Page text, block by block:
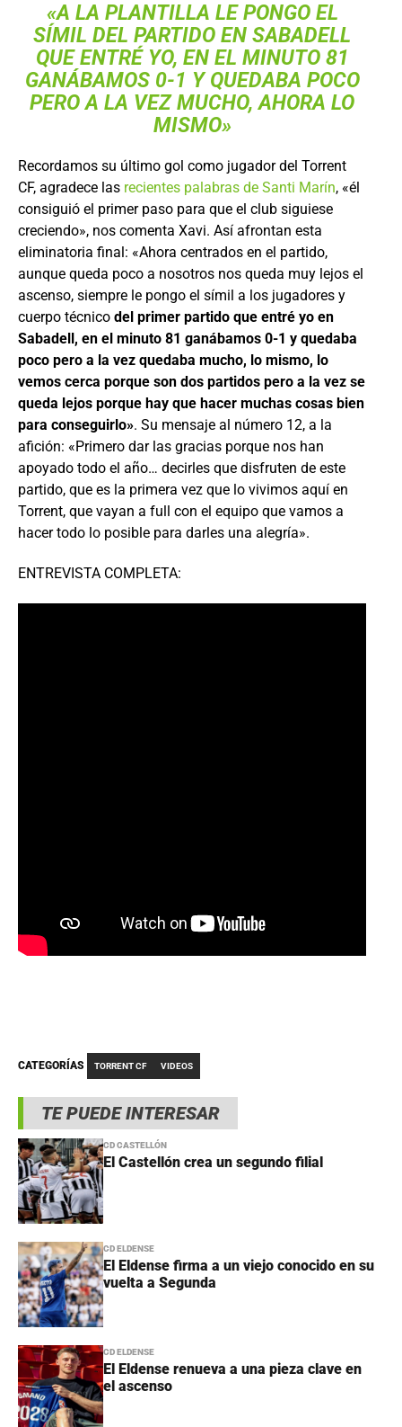
TE PUEDE INTERESAR
CD CASTELLÓN
El Castellón crea un segundo filial
CD ELDENSE
El Eldense firma a un viejo conocido en su
vuelta a Segunda
CD ELDENSE
El Eldense renueva a una pieza clave en
el ascenso
«A LA PLANTILLA LE PONGO EL
SÍMIL DEL PARTIDO EN SABADELL
QUE ENTRÉ YO, EN EL MINUTO 81
GANÁBAMOS 0-1 Y QUEDABA POCO
PERO A LA VEZ MUCHO, AHORA LO
MISMO»
Recordamos su último gol como jugador del Torrent
CF, agradece las recientes palabras de Santi Marín, «él
consiguió el primer paso para que el club siguiese
creciendo», nos comenta Xavi. Así afrontan esta
eliminatoria final: «Ahora centrados en el partido,
aunque queda poco a nosotros nos queda muy lejos el
ascenso, siempre le pongo el símil a los jugadores y
cuerpo técnico del primer partido que entré yo en
Sabadell, en el minuto 81 ganábamos 0-1 y quedaba
poco pero a la vez quedaba mucho, lo mismo, lo
vemos cerca porque son dos partidos pero a la vez se
queda lejos porque hay que hacer muchas cosas bien
para conseguirlo». Su mensaje al número 12, a la
afición: «Primero dar las gracias porque nos han
apoyado todo el año… decirles que disfruten de este
partido, que es la primera vez que lo vivimos aquí en
Torrent, que vayan a full con el equipo que vamos a
hacer todo lo posible para darles una alegría».
ENTREVISTA COMPLETA:
CATEGORÍAS TORRENT CF VIDEOS